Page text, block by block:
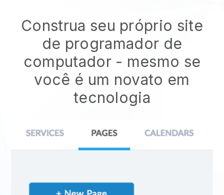
Construa seu próprio site
de programador de
computador- mesmo se
você é um novato em
tecnologia